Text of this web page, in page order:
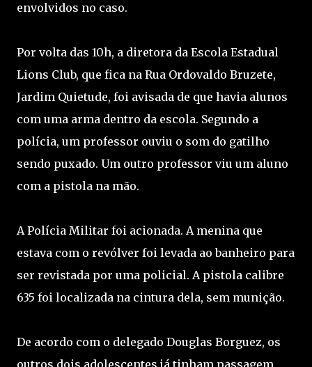
envolvidos no caso.
Por volta das 10h, a diretora da Escola Estadual
Lions Club, que fica na Rua Ordovaldo Bruzete,
Jardim Quietude, foi avisada de que havia alunos
com uma arma dentro da escola. Segundo a
polícia, um professor ouviu o som do gatilho
sendo puxado. Um outro professor viu um aluno
com a pistola na mão.
A Polícia Militar foi acionada. A menina que
estava com o revólver foi levada ao banheiro para
ser revistada por uma policial. A pistola calibre
635 foi localizada na cintura dela, sem munição.
De acordo com o delegado Douglas Borguez, os
outros dois adolescentes já tinham passagem